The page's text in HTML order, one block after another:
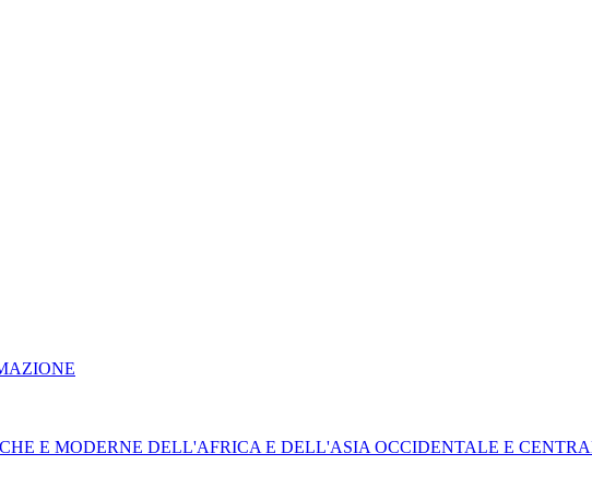
E MODERNE DELL'AFRICA E DELL'ASIA OCCIDENTALE E